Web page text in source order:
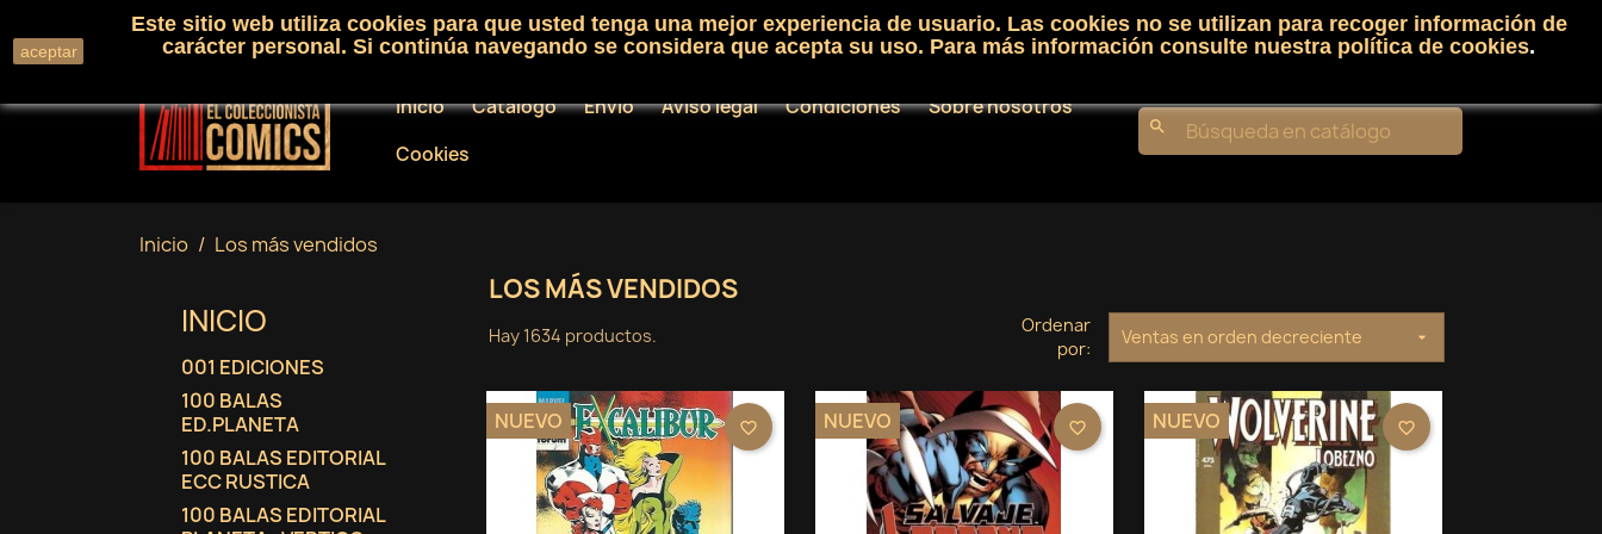
Llámenos:+34 91 530 01 33 Iniciar sesión shopping_cartCarrito(0)
Inicio Catálogo Envío Aviso legal Condiciones
Sobre nosotros
Cookies
search
Inicio Los más vendidos
INICIO
001 EDICIONES
100 BALAS
ED.PLANETA
100 BALAS EDITORIAL
ECC RUSTICA
100 BALAS EDITORIAL
LOS MÁS VENDIDOS
Hay 1634 productos.
Ordenar
por:
Ventas en orden decreciente 
NUEVO favorite_border NUEVO favorite_border NUEVO favorite_border
aceptar
Este sitio web utiliza cookies para que usted tenga una mejor experiencia de usuario. Las cookies no se utilizan para recoger información de
carácter personal. Si continúa navegando se considera que acepta su uso. Para más información consulte nuestra política de cookies.